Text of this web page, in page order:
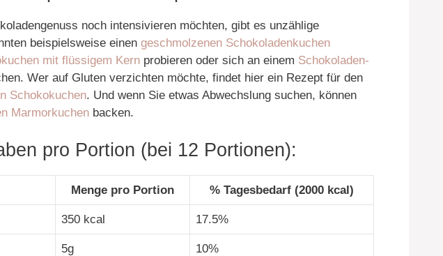
noch intensivieren möchten, gibt es unzählige
beispielsweise einen geschmolzenen Schokoladenkuchen
mit flüssigem Kern probieren oder sich an einem Schokoladen-
Wer auf Gluten verzichten möchte, findet hier ein Rezept für den
Schokokuchen. Und wenn Sie etwas Abwechslung suchen, können
Marmorkuchen backen.
pro Portion (bei 12 Portionen):
Menge pro Portion % Tagesbedarf (2000 kcal)
350 kcal 17.5%
5g 10%